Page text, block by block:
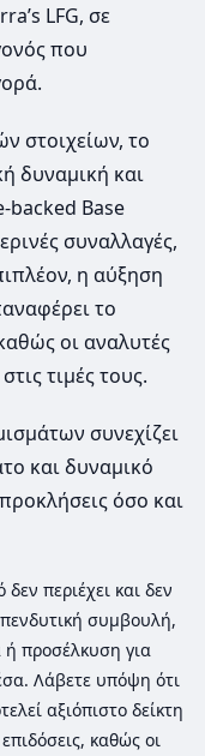
LFG, σε
που
στοιχείων, το
δυναμική και
backed Base
συναλλαγές,
η αύξηση
το
οι αναλυτές
τιμές τους.
συνεχίζει
και δυναμικό
όσο και
περιέχει και δεν
συμβουλή,
ή προσέλκυση για
Λάβετε υπόψη ότι
αξιόπιστο δείκτη
καθώς οι